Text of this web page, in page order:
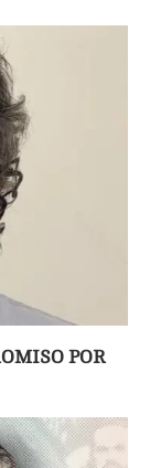
POR